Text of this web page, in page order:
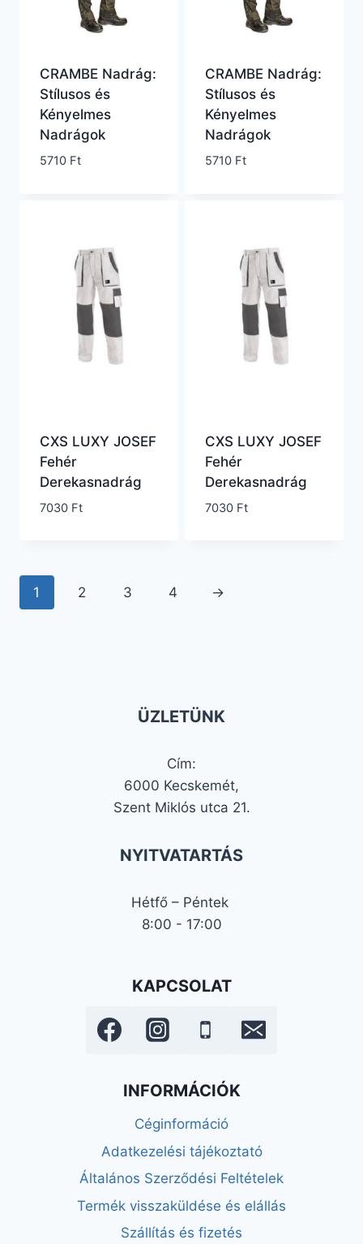
CRAMBE Nadrág:
Stílusos és
Kényelmes
Nadrágok
5710 Ft
CRAMBE Nadrág:
Stílusos és
Kényelmes
Nadrágok
5710 Ft
CXS LUXY JOSEF
Fehér
Derekasnadrág
7030 Ft
CXS LUXY JOSEF
Fehér
Derekasnadrág
7030 Ft
1 2 3 4 →
ÜZLETÜNK
Cím:
6000 Kecskemét,
Szent Miklós utca 21.
NYITVATARTÁS
Hétfő – Péntek
8:00 - 17:00
KAPCSOLAT
INFORMÁCIÓK
Céginformáció
Adatkezelési tájékoztató
Általános Szerződési Feltételek
Termék visszaküldése és elállás
Szállítás és fizetés